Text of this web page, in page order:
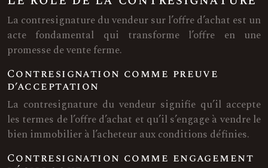
La contresignature du vendeur sur l’offre d’achat est un
acte fondamental qui transforme l’offre en une
promesse de vente ferme.
Contresignation comme preuve
d’acceptation
La contresignature du vendeur signifie qu’il accepte
les termes de l’offre d’achat et qu’il s’engage à vendre le
bien immobilier à l’acheteur aux conditions définies.
Contresignation comme engagement